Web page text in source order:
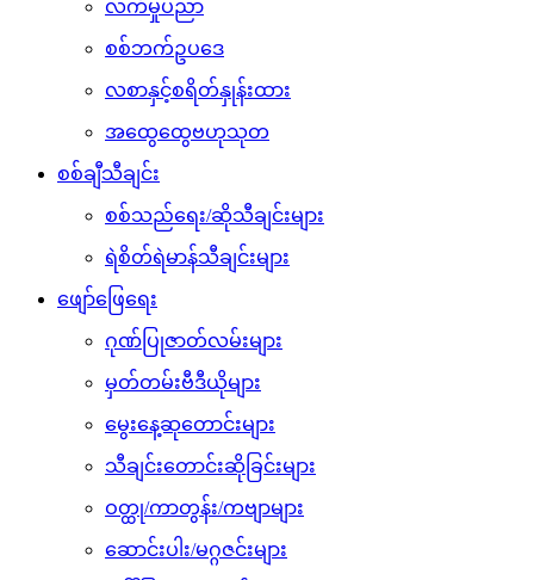
လက်မှုပညာ
စစ်ဘက်ဥပဒေ
လစာနှင့်စရိတ်နှုန်းထား
အထွေထွေဗဟုသုတ
စစ်ချီသီချင်း
စစ်သည်ရေး/ဆိုသီချင်းများ
ရဲစိတ်ရဲမာန်သီချင်းများ
ဖျော်ဖြေရေး
ဂုဏ်ပြုဇာတ်လမ်းများ
မှတ်တမ်းဗီဒီယိုများ
မွေးနေ့ဆုတောင်းများ
သီချင်းတောင်းဆိုခြင်းများ
ဝတ္ထု/ကာတွန်း/ကဗျာများ
ဆောင်းပါး/မဂ္ဂဇင်းများ